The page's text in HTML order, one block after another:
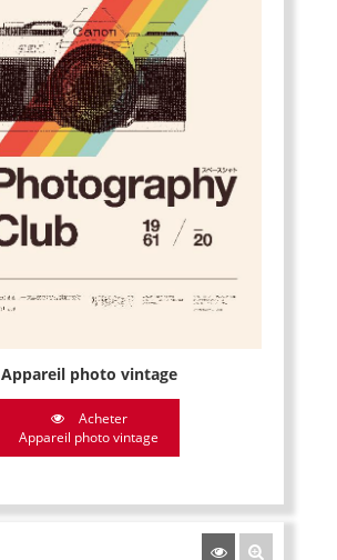
Appareil photo vintage
Acheter
Appareil photo vintage